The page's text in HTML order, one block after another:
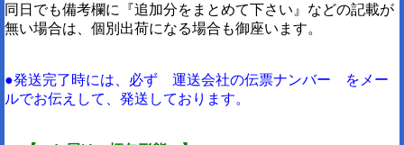
同日でも備考欄に『追加分をまとめて下さい』などの記載が
無い場合は、個別出荷になる場合も御座います。
●発送完了時には、必ず 運送会社の伝票ナンバー をメー
ルでお伝えして、発送しております。